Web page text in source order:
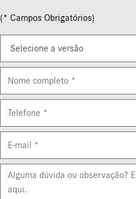
(* Campos Obrigatórios)